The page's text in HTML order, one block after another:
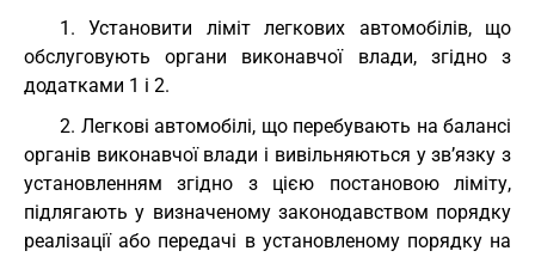
1. Установити ліміт легкових автомобілів, що
обслуговують органи виконавчої влади, згідно з
додатками 1 і 2.
2. Легкові автомобілі, що перебувають на балансі
органів виконавчої влади і вивільняються у зв’язку з
установленням згідно з цією постановою ліміту,
підлягають у визначеному законодавством порядку
реалізації або передачі в установленому порядку на